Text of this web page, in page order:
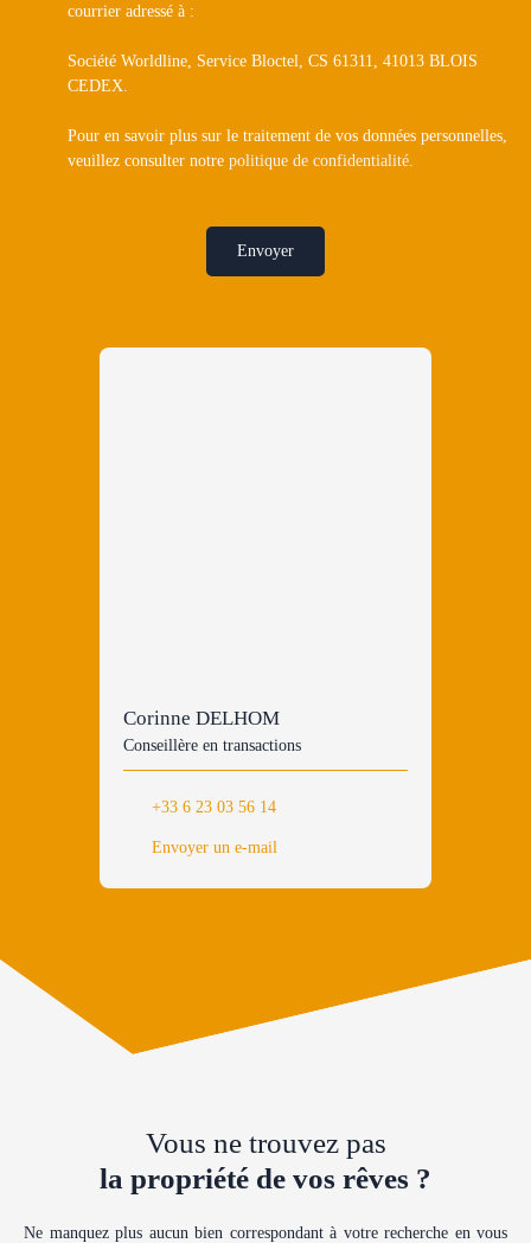
courrier adressé à :
Société Worldline, Service Bloctel, CS 61311, 41013 BLOIS
CEDEX.
Pour en savoir plus sur le traitement de vos données personnelles,
veuillez consulter notre politique de confidentialité
Envoyer
Corinne DELHOM
Conseillère en transactions
+33 6 23 03 56 14
Envoyer un e-mail
Vous ne trouvez pas
la propriété de vos rêves ?
Ne manquez plus aucun bien correspondant à votre recherche en vous